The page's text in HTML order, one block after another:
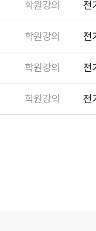
학원강의 전
학원강의 전
학원강의 전
학원강의 전